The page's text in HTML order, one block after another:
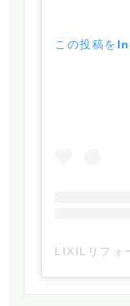
この投稿を
LIXILリフォ